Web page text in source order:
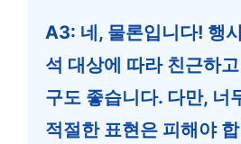
A3: 네, 물론입니다! 행
석 대상에 따라 친근하
구도 좋습니다. 다만, 너
적절한 표현은 피해야